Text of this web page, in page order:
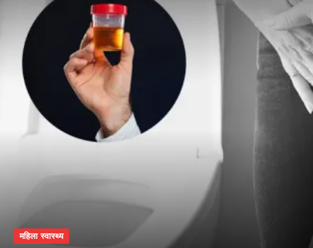
महिला स्वास्थ्य